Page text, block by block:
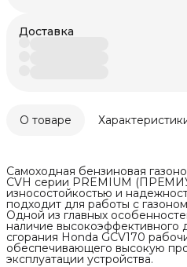
Доставка
О товаре
Самоходная бензиновая
CVH серии PREMIUM
износостойкостью и
подходит для работы с
Одной из главных
наличие высокоэффективного
сгорания Honda GCV170
обеспечивающего высокую
эксплуатации устройства.